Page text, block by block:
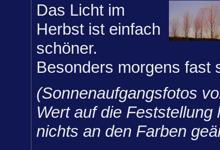
Das Licht im
Herbst ist einfach
schöner.
Besonders morgens fast
(Sonnenaufgangsfotos
Wert auf die Feststellung
nichts an den Farben